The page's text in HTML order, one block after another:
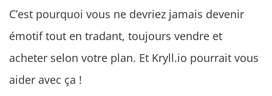
C’est pourquoi vous ne devriez jamais devenir
émotif tout en tradant, toujours vendre et
acheter selon votre plan. Et Kryll.io pourrait vous
aider avec ça !